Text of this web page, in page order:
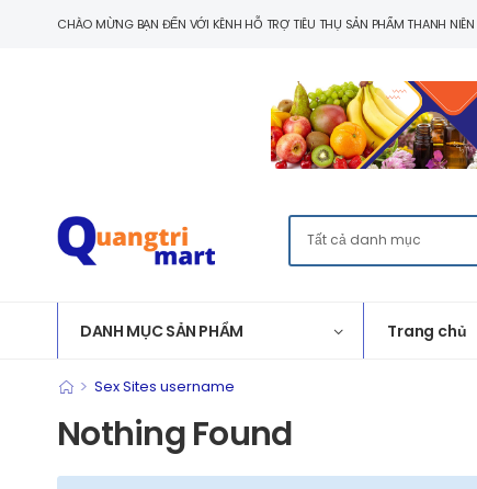
CHÀO MỪNG BẠN ĐẾN VỚI KÊNH HỖ TRỢ TIÊU THỤ SẢN PHẨM THANH
DANH MỤC SẢN PHẨM Trang chủ
> Sex Sites username
Nothing Found